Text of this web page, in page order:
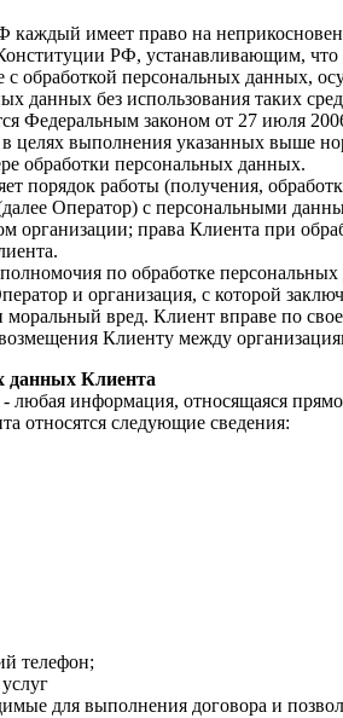
каждый имеет право на
РФ, устанавливающим,
обработкой персональных данных,
данных без использования таких
Федеральным законом от 27 июля
целях выполнения указанных выше
обработки персональных данных.
порядок работы (получения,
Оператор) с персональными
организации; права Клиента при
по обработке
и организация, с которой
вред. Клиент вправе по
Клиенту между
данных Клиента
любая информация, относящаяся
относятся следующие сведения:
телефон;
для выполнения договора и